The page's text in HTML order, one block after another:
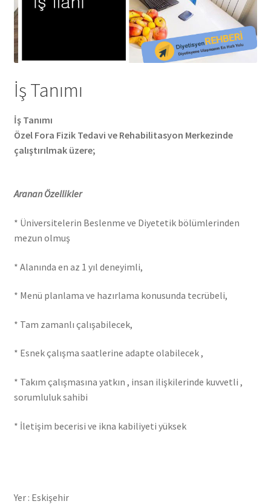
İş Tanımı
İş Tanımı
Özel Fora Fizik Tedavi ve Rehabilitasyon Merkezinde
çalıştırılmak üzere;
Aranan Özellikler
* Üniversitelerin Beslenme ve Diyetetik bölümlerinden
mezun olmuş
* Alanında en az 1 yıl deneyimli,
* Menü planlama ve hazırlama konusunda tecrübeli,
* Tam zamanlı çalışabilecek,
* Esnek çalışma saatlerine adapte olabilecek ,
* Takım çalışmasına yatkın , insan ilişkilerinde kuvvetli ,
sorumluluk sahibi
* İletişim becerisi ve ikna kabiliyeti yüksek
Yer : Eskişehir